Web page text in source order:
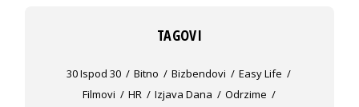
TAGOVI
30 Ispod 30 Bitno Bizbendovi
Easy Life
Filmovi
HR Izjava Dana
Odrzime